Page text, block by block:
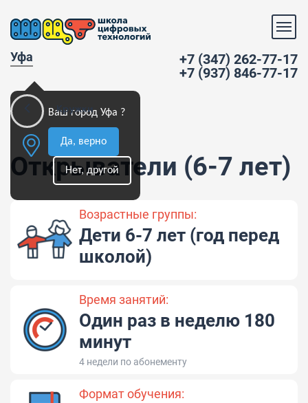
Уфа
Ваш город Уфа ?
Да, верно
Нет, другой
+7 (347) 262-77-17
+7 (937) 846-77-17
Кружки
Открыватели (6-7 лет)
Возрастные группы:
Дети 6-7 лет (год перед
школой)
Время занятий:
Один раз в неделю 180
минут
4 недели по абонементу
Формат обучения: